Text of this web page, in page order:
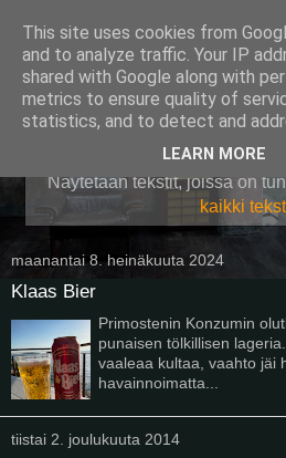
Pullollinen
Näytetään tekstit, joissa on
kaikki
maanantai 8. heinäkuuta 2024
Klaas Bier
Primostenin Konzumin
punaisen tölkillisen
vaaleaa kultaa, vaahto jäi
havainnoimatta...
tiistai 2. joulukuuta 2014
This site uses cookies from
and to analyze traffic. Your IP
shared with Google along with
metrics to ensure quality of
statistics, and to detect and
LEARN MORE